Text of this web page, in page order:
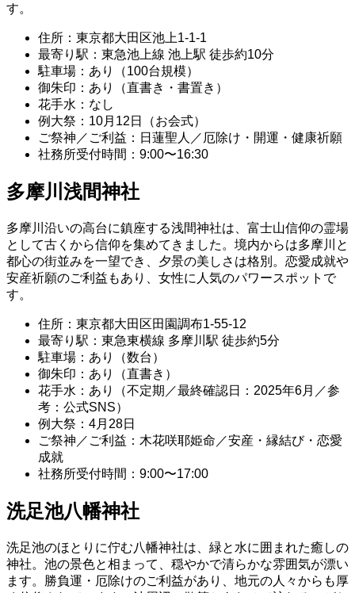
す。
住所：東京都大田区池上1-1-1
最寄り駅：東急池上線 池上駅 徒歩約10分
駐車場：あり（100台規模）
御朱印：あり（直書き・書置き）
花手水：なし
例大祭：10月12日（お会式）
ご祭神／ご利益：日蓮聖人／厄除け・開運・健康祈願
社務所受付時間：9:00〜16:30
多摩川浅間神社
多摩川沿いの高台に鎮座する浅間神社は、富士山信仰の霊場
として古くから信仰を集めてきました。境内からは多摩川と
都心の街並みを一望でき、夕景の美しさは格別。恋愛成就や
安産祈願のご利益もあり、女性に人気のパワースポットで
す。
住所：東京都大田区田園調布1-55-12
最寄り駅：東急東横線 多摩川駅 徒歩約5分
駐車場：あり（数台）
御朱印：あり（直書き）
花手水：あり（不定期／最終確認日：2025年6月／参
考：公式SNS）
例大祭：4月28日
ご祭神／ご利益：木花咲耶姫命／安産・縁結び・恋愛
成就
社務所受付時間：9:00〜17:00
洗足池八幡神社
洗足池のほとりに佇む八幡神社は、緑と水に囲まれた癒しの
神社。池の景色と相まって、穏やかで清らかな雰囲気が漂い
ます。勝負運・厄除けのご利益があり、地元の人々からも厚